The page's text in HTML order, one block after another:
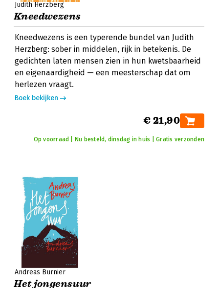
Judith Herzberg
Kneedwezens
Kneedwezens is een typerende bundel van Judith
Herzberg: sober in middelen, rijk in betekenis. De
gedichten laten mensen zien in hun kwetsbaarheid
en eigenaardigheid — een meesterschap dat om
herlezen vraagt.
Boek bekijken
€ 21,90
Op voorraad | Nu besteld, dinsdag in huis | Gratis verzonden
Andreas Burnier
Het jongensuur